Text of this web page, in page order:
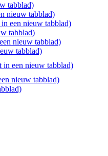
tabblad)
nieuw tabblad)
een nieuw tabblad)
tabblad)
nieuw tabblad)
tabblad)
in een nieuw tabblad)
nieuw tabblad)